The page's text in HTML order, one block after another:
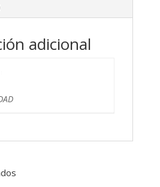
adicional